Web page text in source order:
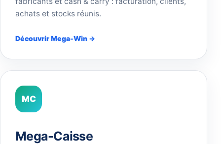
achats et stocks réunis.
Découvrir Mega-Win →
MC
Mega-Caisse